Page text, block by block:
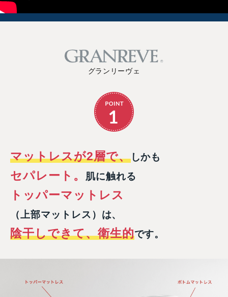
グランリーヴェ
マットレスが2層で、しかも
セパレート。 肌に触れる
トッパーマットレス
（上部マットレス）は、
陰干しできて、衛生的です。